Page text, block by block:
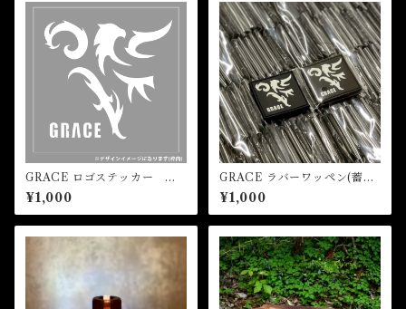
GRACE ロゴステッカー
白 (小)
¥1,000
GRACE ラバーワッペン(蓄
光・ベルクロ仕様)
¥1,000